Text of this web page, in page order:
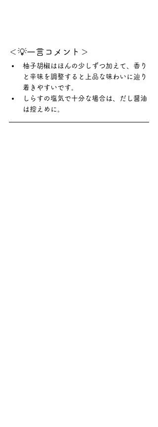
＜💡一言コメント＞
柚子胡椒はほんの少しずつ加えて、香り
と辛味を調整すると上品な味わいに辿り
着きやすいです。
しらすの塩気で十分な場合は、だし醤油
は控えめに。